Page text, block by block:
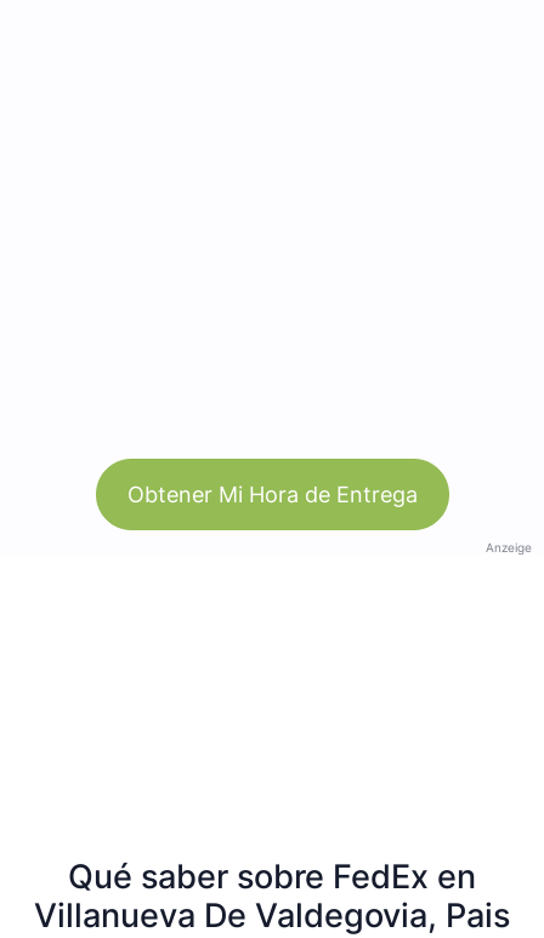
Obtener Mi Hora de Entrega
Anzeige
Qué saber sobre FedEx en
Villanueva De Valdegovia, Pais